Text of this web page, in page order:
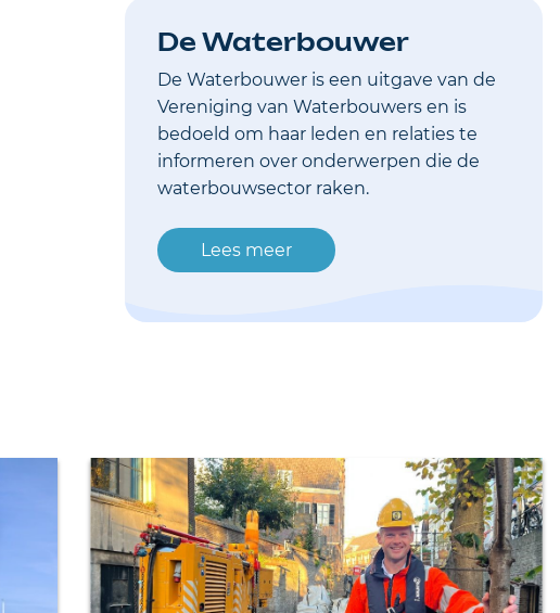
De Waterbouwer
De Waterbouwer is een uitgave van de
Vereniging van Waterbouwers en is
bedoeld om haar leden en relaties te
informeren over onderwerpen die de
waterbouwsector raken.
Lees meer